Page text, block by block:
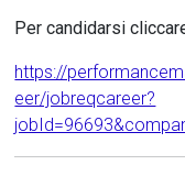
Per candidarsi
https://
eer/jobreqcareer?